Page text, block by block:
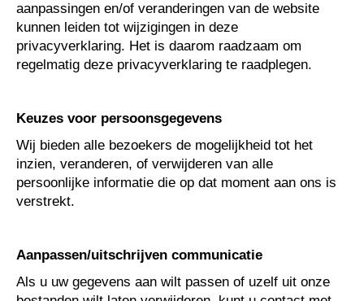
aanpassingen en/of veranderingen van de website
kunnen leiden tot wijzigingen in deze
privacyverklaring. Het is daarom raadzaam om
regelmatig deze privacyverklaring te raadplegen.
Keuzes voor persoonsgegevens
Wij bieden alle bezoekers de mogelijkheid tot het
inzien, veranderen, of verwijderen van alle
persoonlijke informatie die op dat moment aan ons is
verstrekt.
Aanpassen/uitschrijven communicatie
Als u uw gegevens aan wilt passen of uzelf uit onze